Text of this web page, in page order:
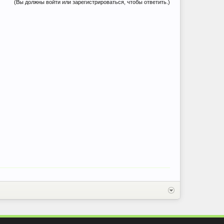
(Вы должны войти или зарегистрироваться, чтобы ответить.)